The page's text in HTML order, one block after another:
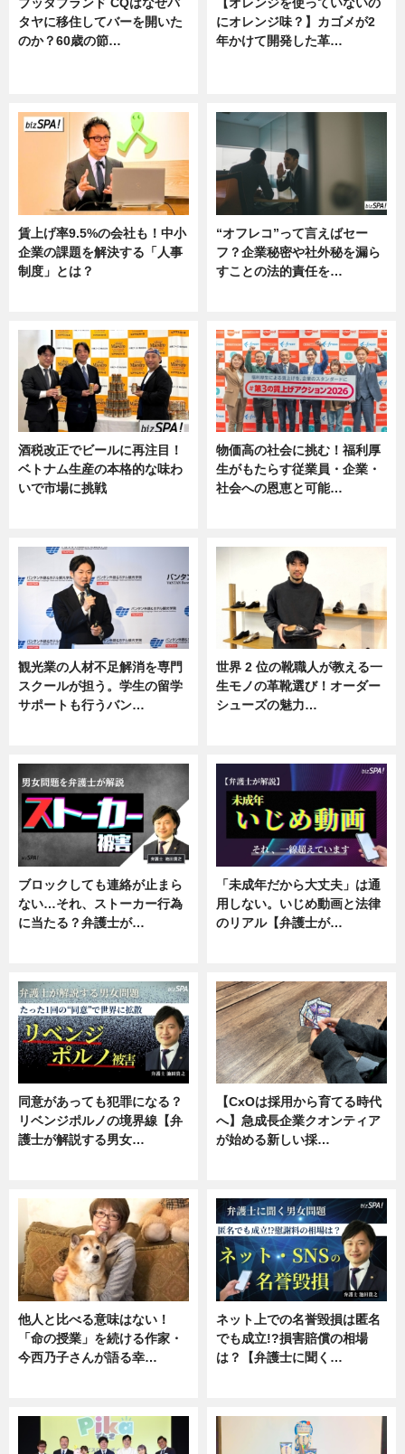
ブッダブランド CQはなぜパ
タヤに移住してバーを開いた
のか？60歳の節…
【オレンジを使っていないの
にオレンジ味？】カゴメが2
年かけて開発した革…
賃上げ率9.5%の会社も！中小
企業の課題を解決する「人事
制度」とは？
“オフレコ”って言えばセー
フ？企業秘密や社外秘を漏ら
すことの法的責任を…
酒税改正でビールに再注目！
ベトナム生産の本格的な味わ
いで市場に挑戦
物価高の社会に挑む！福利厚
生がもたらす従業員・企業・
社会への恩恵と可能…
観光業の人材不足解消を専門
スクールが担う。学生の留学
サポートも行うバン…
世界 2 位の靴職人が教える一
生モノの革靴選び！オーダー
シューズの魅力…
ブロックしても連絡が止まら
ない…それ、ストーカー行為
に当たる？弁護士が…
「未成年だから大丈夫」は通
用しない。いじめ動画と法律
のリアル【弁護士が…
同意があっても犯罪になる？
リベンジポルノの境界線【弁
護士が解説する男女…
【CxOは採用から育てる時代
へ】急成長企業クオンティア
が始める新しい採…
他人と比べる意味はない！
「命の授業」を続ける作家・
今西乃子さんが語る幸…
ネット上での名誉毀損は匿名
でも成立!?損害賠償の相場
は？【弁護士に聞く…